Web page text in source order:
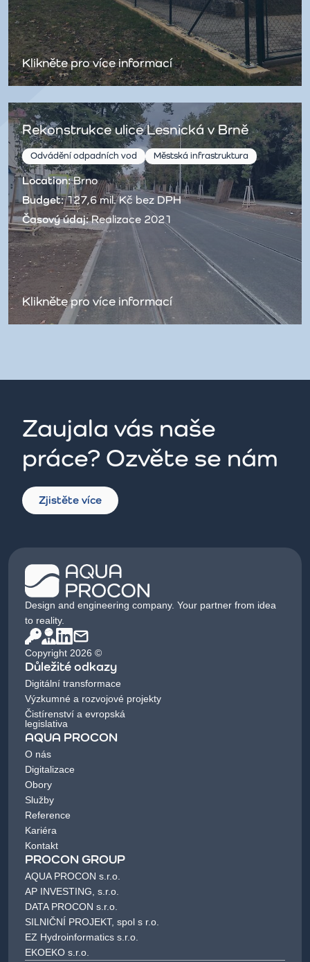
Klikněte pro více informací
Rekonstrukce ulice Lesnická v Brně
Odvádění odpadních vod Městská infrastruktura
Location:Brno
Budget:127,6 mil. Kč bez DPH
Časový údaj:Realizace 2021
Klikněte pro více informací
Zaujala vás naše
práce? Ozvěte se nám
Zjistěte více
Design and engineering company. Your partner from idea
to reality.
Copyright 2026 ©
Důležité odkazy
Digitální transformace
Výzkumné a rozvojové projekty
Čistírenství a evropská
legislativa
AQUA PROCON
O nás
Digitalizace
Obory
Služby
Reference
Kariéra
Kontakt
PROCON GROUP
AQUA PROCON s.r.o.
AP INVESTING, s.r.o.
DATA PROCON s.r.o.
SILNIČNÍ PROJEKT, spol s r.o.
EZ Hydroinformatics s.r.o.
EKOEKO s.r.o.